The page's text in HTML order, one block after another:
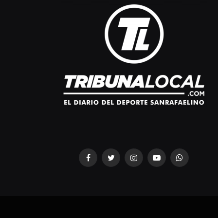
FacebookTwitterInstagramYouTubeWhatsApp